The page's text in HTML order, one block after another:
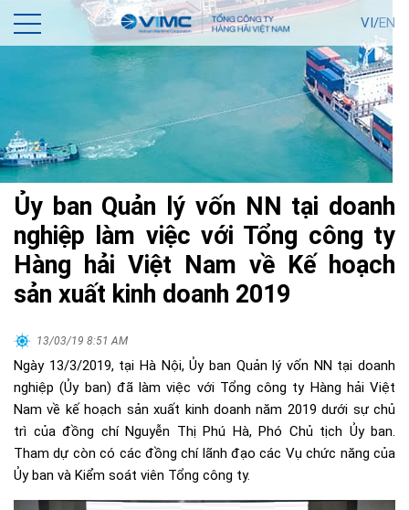
VI/EN
Ủy ban Quản lý vốn NN tại doanh
nghiệp làm việc với Tổng công ty
Hàng hải Việt Nam về Kế hoạch
sản xuất kinh doanh 2019
13/03/19 8:51 AM
Ngày 13/3/2019, tại Hà Nội, Ủy ban Quản lý vốn NN tại doanh
nghiệp (Ủy ban) đã làm việc với Tổng công ty Hàng hải Việt
Nam về kế hoạch sản xuất kinh doanh năm 2019 dưới sự chủ
trì của đồng chí Nguyễn Thị Phú Hà, Phó Chủ tịch Ủy ban.
Tham dự còn có các đồng chí lãnh đạo các Vụ chức năng của
Ủy ban và Kiểm soát viên Tổng công ty.